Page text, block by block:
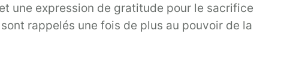
une expression de gratitude pour le sacrifice
rappelés une fois de plus au pouvoir de la